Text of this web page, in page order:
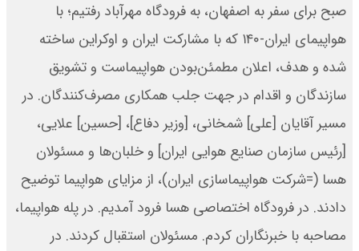
صبح برای سفر به اصفهان، به فرودگاه مهرآباد رفتیم؛ با
هواپیمای ایران‌-۱۴۰ که با مشارکت ایران و اوکراین ساخته
شده و هدف، اعلان مطمئن‌بودن هواپیماست و تشویق
سازندگان و اقدام در جهت جلب همکاری مصرف‌کنندگان. در
مسیر آقایان [علی] شمخانی، [وزیر دفاع]، [حسین] علایی،
[رئیس سازمان صنایع هوایی ایران] و خلبان‌ها و مسئولان
هسا (=شرکت هواپیماسازى ایران)، از مزایای هواپیما توضیح
دادند. در فرودگاه اختصاصی هسا فرود آمدیم. در پله هواپیما،
مصاحبه با خبرنگاران کردم. مسئولان استقبال کردند. در